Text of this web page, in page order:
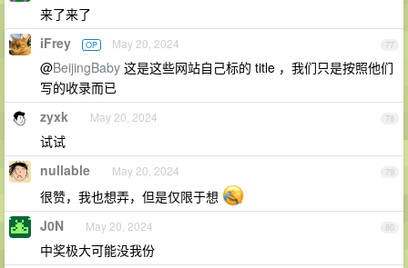
来了来了
77
iFrey OP May 20, 2024
@BeijingBaby 这是这些网站自己标的 title ，我们只是按照他们
写的收录而已
78
zyxk May 20, 2024
试试
79
nullable May 20, 2024
很赞，我也想弄，但是仅限于想
80
J0N May 20, 2024
中奖极大可能没我份